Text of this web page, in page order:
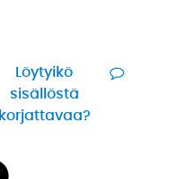
Löytyikö
sisällöstä
korjattavaa?